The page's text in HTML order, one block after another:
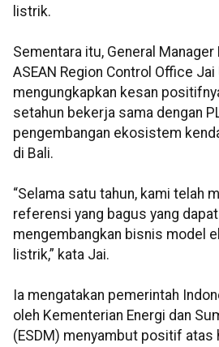
listrik.
Sementara itu, General
ASEAN Region Control Office Jai
mengungkapkan kesan
setahun bekerja sama dengan
pengembangan ekosistem
di Bali.
“Selama satu tahun, kami telah
referensi yang bagus yang
mengembangkan bisnis model
listrik,” kata Jai.
Ia mengatakan pemerintah
oleh Kementerian Energi dan
(ESDM) menyambut positif atas